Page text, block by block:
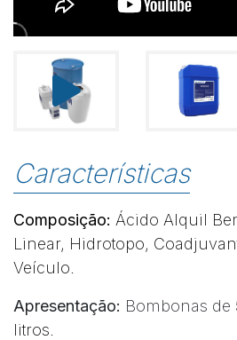
Características
Composição: Ácido Alquil
Linear, Hidrotopo,
Veículo.
Apresentação: Bombonas de
litros.